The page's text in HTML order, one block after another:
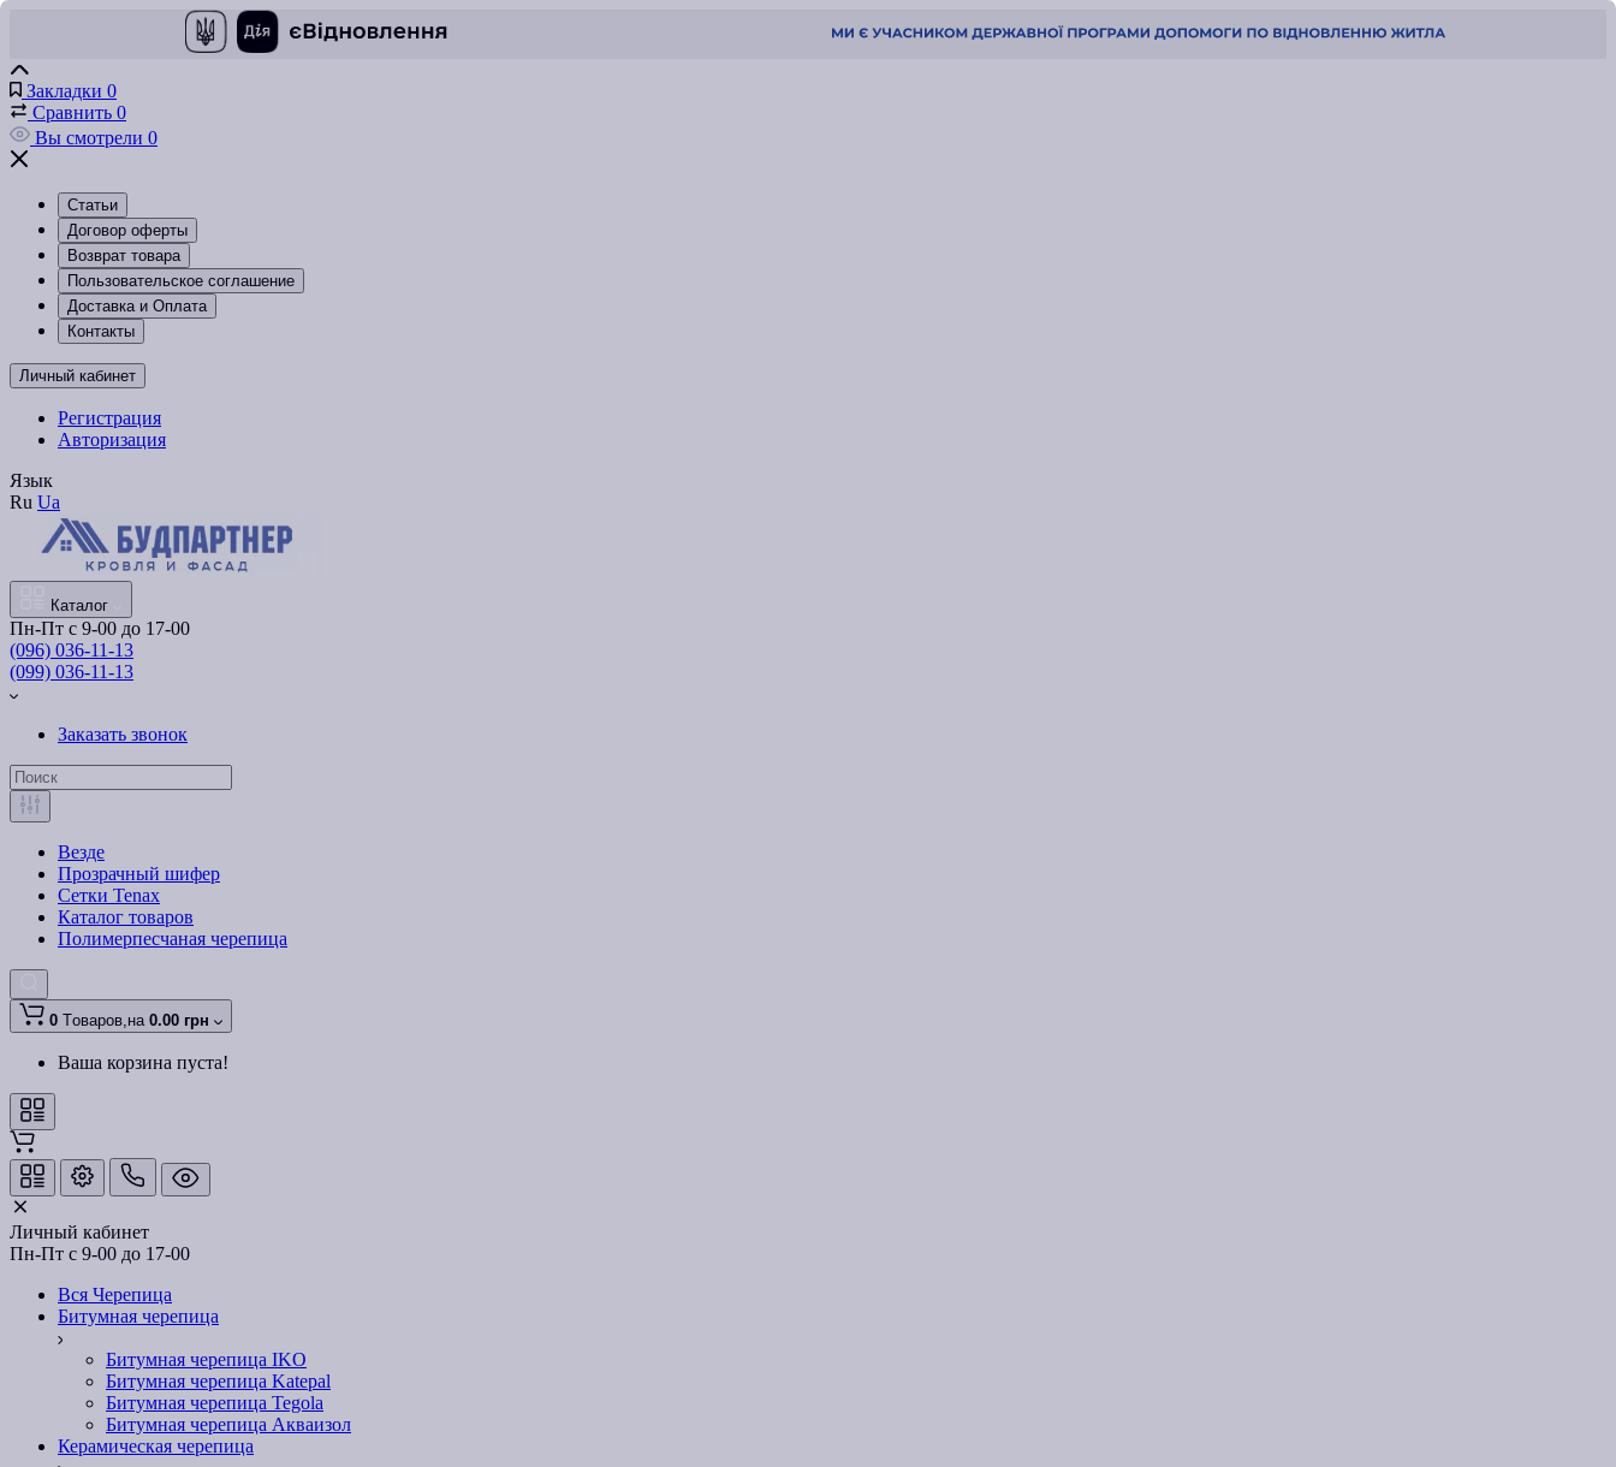
Закладки 0
Сравнить 0
Вы смотрели 0
Статьи
Договор оферты
Возврат товара
Пользовательское соглашение
Доставка и Оплата
Контакты
Личный кабинет
Регистрация
Авторизация
Язык
Ru Ua
Каталог
Пн-Пт с 9-00 до 17-00
(096) 036-11-13
(099) 036-11-13
Заказать звонок
Везде
Прозрачный шифер
Сетки Tenax
Каталог товаров
Полимерпесчаная черепица
0 Tоваров,на 0.00 грн
Ваша корзина пуста!
Личный кабинет
Пн-Пт с 9-00 до 17-00
Вся Черепица
Битумная черепица
Битумная черепица IKO
Битумная черепица Katepal
Битумная черепица Tegola
Битумная черепица Акваизол
Керамическая черепица